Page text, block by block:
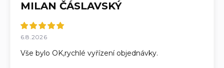
MILAN ČÁSLAVSKÝ
6.8.2026
Vše bylo OK,rychlé vyřízení objednávky.